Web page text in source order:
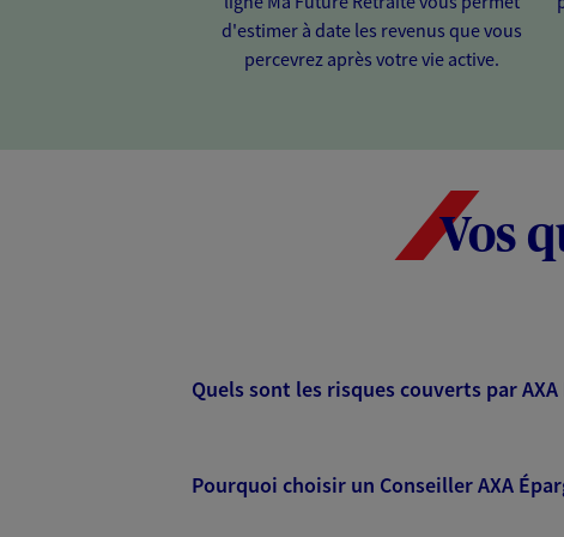
d'estimer à date les revenus que vous
percevrez après votre vie active.
Vos
Quels sont les risques couverts par
Pourquoi choisir un Conseiller AXA